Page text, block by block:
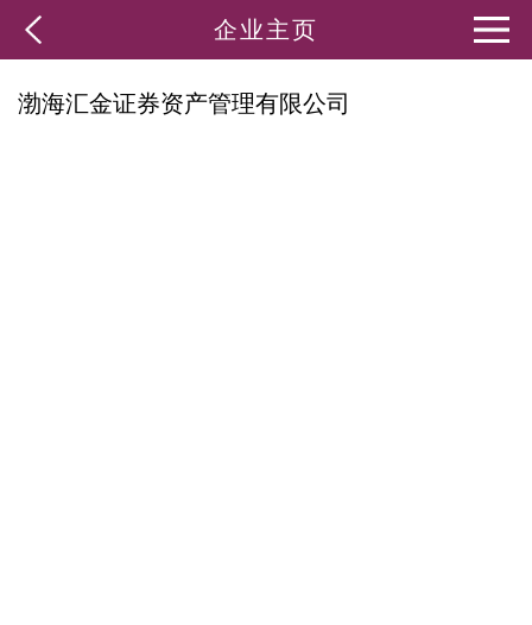
企业主页
渤海汇金证券资产管理有限公司